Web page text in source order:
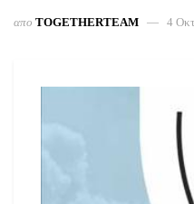
απο TOGETHERTEAM 4